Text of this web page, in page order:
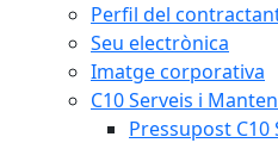
Perfil del
Seu electrònica
Imatge corporativa
C10 Serveis i
Pressupost